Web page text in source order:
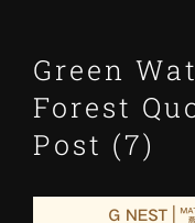
Green
Forest
Post (7)